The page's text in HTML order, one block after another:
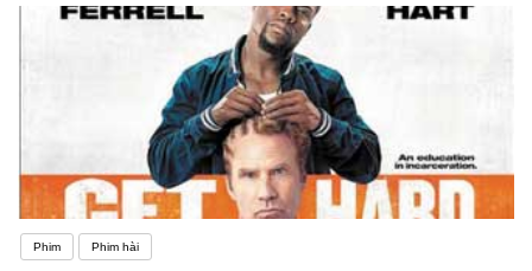
Phim Phim hài